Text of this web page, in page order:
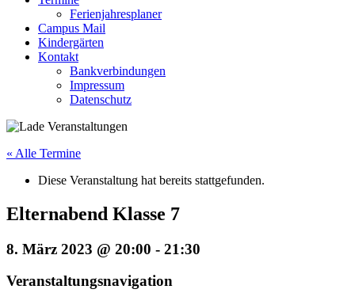
Ferienjahresplaner
Campus Mail
Kindergärten
Kontakt
Bankverbindungen
Impressum
Datenschutz
« Alle Termine
Diese Veranstaltung hat bereits stattgefunden.
Elternabend Klasse 7
8. März 2023 @ 20:00 - 21:30
Veranstaltungsnavigation